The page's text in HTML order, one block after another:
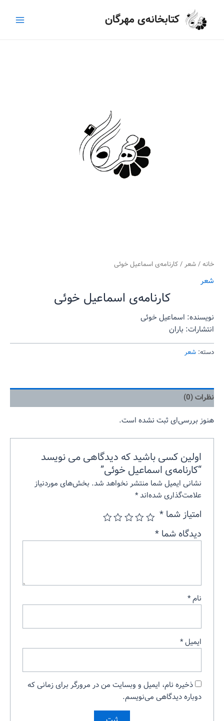
کتابخانه‌ی مهرگان
Menu
خانه/شعر / کارنامه‌ی اسماعیل خوئی
شعر
کارنامه‌ی اسماعیل خوئی
نویسنده: اسماعیل خوئی
انتشارات: باران
دسته: شعر
نظرات (0)
هنوز بررسی‌ای ثبت نشده است.
اولین کسی باشید که دیدگاهی می نویسد
“کارنامه‌ی اسماعیل خوئی”
نشانی ایمیل شما منتشر نخواهد شد. بخش‌های موردنیاز
علامت‌گذاری شده‌اند*
امتیاز شما*
دیدگاه شما*
نام*
ایمیل*
ذخیره نام، ایمیل و وبسایت من در مرورگر برای زمانی که
دوباره دیدگاهی می‌نویسم.